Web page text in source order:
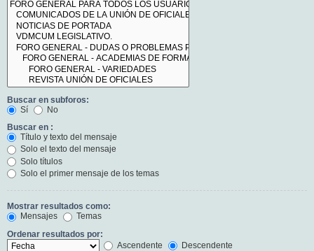
Buscar en subforos:
Sí
No
Buscar en :
Título y texto del mensaje
Solo el texto del mensaje
Solo títulos
Solo el primer mensaje de los temas
Mostrar resultados como:
Mensajes
Temas
Ordenar resultados por:
Ascendente
Descendente